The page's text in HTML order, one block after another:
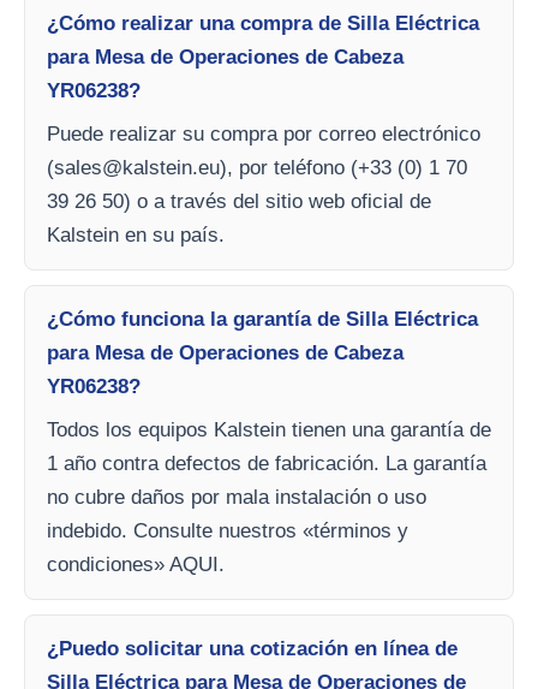
¿Cómo realizar una compra de Silla Eléctrica
para Mesa de Operaciones de Cabeza
YR06238?
Puede realizar su compra por correo electrónico
(sales@kalstein.eu), por teléfono (+33 (0) 1 70
39 26 50) o a través del sitio web oficial de
Kalstein en su país.
¿Cómo funciona la garantía de Silla Eléctrica
para Mesa de Operaciones de Cabeza
YR06238?
Todos los equipos Kalstein tienen una garantía de
1 año contra defectos de fabricación. La garantía
no cubre daños por mala instalación o uso
indebido. Consulte nuestros «términos y
condiciones» AQUI.
¿Puedo solicitar una cotización en línea de
Silla Eléctrica para Mesa de Operaciones de